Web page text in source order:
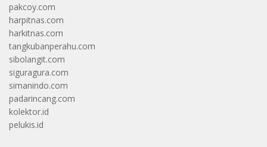
pakcoy.com
harpitnas.com
harkitnas.com
tangkubanperahu.com
sibolangit.com
siguragura.com
simanindo.com
padarincang.com
kolektor.id
pelukis.id